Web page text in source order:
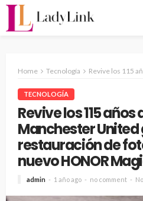
Home Tecnología Revive los 115 años de historia del
TECNOLOGÍA
Revive los 115
Manchester United
restauración de
nuevo HONOR
admin 1 año ago no comment